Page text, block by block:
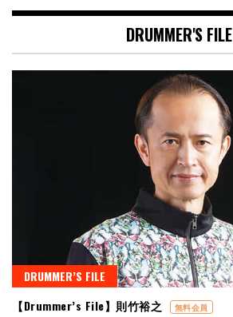
DRUMMER'S FILE
DRUMMER’S FILE
【Drummer’s File】則竹裕之
無料会員